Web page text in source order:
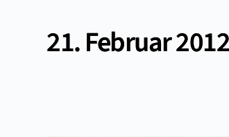
21. Februar